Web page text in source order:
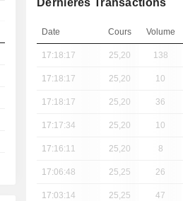
Dernières Transactions
Date Cours Volume
17:18:17 25,20 138
17:18:17 25,20 10
17:18:17 25,20 36
17:17:34 25,20 10
17:16:11 25,20 8
17:06:48 25,25 26
17:03:14 25,25 47